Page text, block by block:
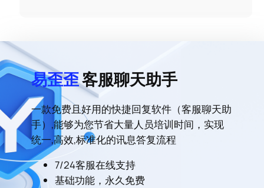
易歪歪客服聊天助手
一款免费且好用的快捷回复软件（客服聊天助
手）,能够为您节省大量人员培训时间，实现
统一,高效,标准化的讯息答复流程
7/24客服在线支持
基础功能，永久免费